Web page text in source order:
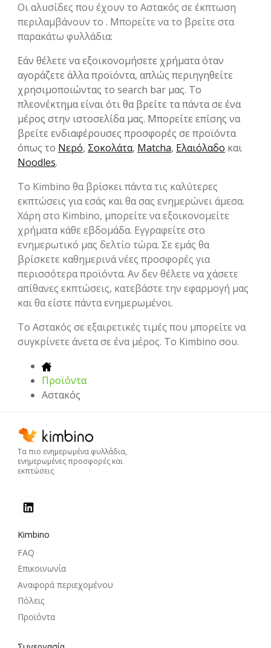
Οι αλυσίδες που έχουν το Αστακός σε έκπτωση
περιλαμβάνουν το . Μπορείτε να το βρείτε στα
παρακάτω φυλλάδια:
Εάν θέλετε να εξοικονομήσετε χρήματα όταν
αγοράζετε άλλα προϊόντα, απλώς περιηγηθείτε
χρησιμοποιώντας το search bar μας. Το
πλεονέκτημα είναι ότι θα βρείτε τα πάντα σε ένα
μέρος στην ιστοσελίδα μας. Μπορείτε επίσης να
βρείτε ενδιαφέρουσες προσφορές σε προϊόντα
όπως το Νερό, Σοκολάτα, Matcha, Ελαιόλαδο και
Noodles.
Το Kimbino θα βρίσκει πάντα τις καλύτερες
εκπτώσεις για εσάς και θα σας ενημερώνει άμεσα.
Χάρη στο Kimbino, μπορείτε να εξοικονομείτε
χρήματα κάθε εβδομάδα. Εγγραφείτε στο
ενημερωτικό μας δελτίο τώρα. Σε εμάς θα
βρίσκετε καθημερινά νέες προσφορές για
περισσότερα προϊόντα. Αν δεν θέλετε να χάσετε
απίθανες εκπτώσεις, κατεβάστε την εφαρμογή μας
και θα είστε πάντα ενημερωμένοι.
To Αστακός σε εξαιρετικές τιμές που μπορείτε να
συγκρίνετε άνετα σε ένα μέρος. Το Kimbino σου.
Προϊόντα
Αστακός
Τα πιο ενημερωμένα φυλλάδια,
ενημερωμένες προσφορές και
εκπτώσεις
Kimbino
FAQ
Επικοινωνία
Αναφορά περιεχομένου
Πόλεις
Προϊόντα